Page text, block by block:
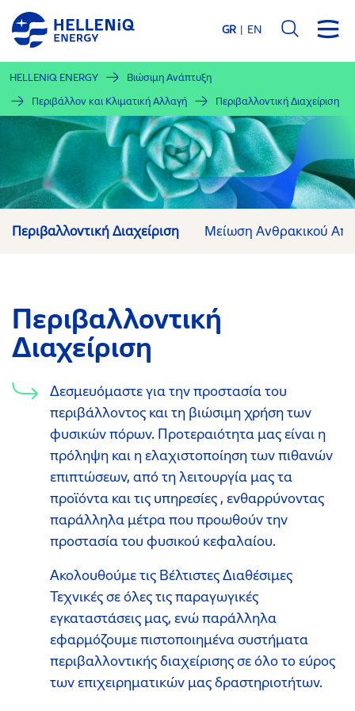
Παράκαμψη
προς
κυρίως
περιεχόμενο
GR EN
HELLENiQ ENERGY
Βιώσιμη Ανάπτυξη
Περιβάλλον και Κλιματική Αλλαγή
Περιβαλλοντική Διαχείριση
Περιβαλλοντική Διαχείριση Μείωση Ανθρακικού
Περιβαλλοντική
Διαχείριση
Δεσμευόμαστε για την προστασία του
περιβάλλοντος και τη βιώσιμη χρήση των
φυσικών πόρων. Προτεραιότητα μας είναι η
πρόληψη και η ελαχιστοποίηση των πιθανών
επιπτώσεων, από τη λειτουργία μας τα
προϊόντα και τις υπηρεσίες , ενθαρρύνοντας
παράλληλα μέτρα που προωθούν την
προστασία του φυσικού κεφαλαίου.
Ακολουθούμε τις Βέλτιστες Διαθέσιμες
Τεχνικές σε όλες τις παραγωγικές
εγκαταστάσεις μας, ενώ παράλληλα
εφαρμόζουμε πιστοποιημένα συστήματα
περιβαλλοντικής διαχείρισης σε όλο το εύρος
των επιχειρηματικών μας δραστηριοτήτων.